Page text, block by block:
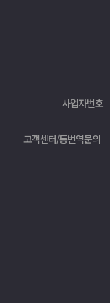
사업자번호
고객센터/통번역문의